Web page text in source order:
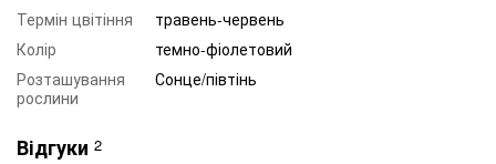
Термін цвітіння
травень-червень
Колір
темно-фіолетовий
Розташування
рослини
Сонце/півтінь
Відгуки 2